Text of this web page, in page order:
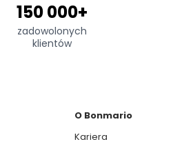
150 000+
zadowolonych
klientów
O Bonmario
Kariera